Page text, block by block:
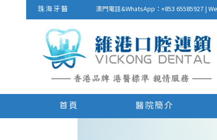
珠海牙醫 澳門電話&WhatsApp：+853 65585927 |
首頁 醫院簡介